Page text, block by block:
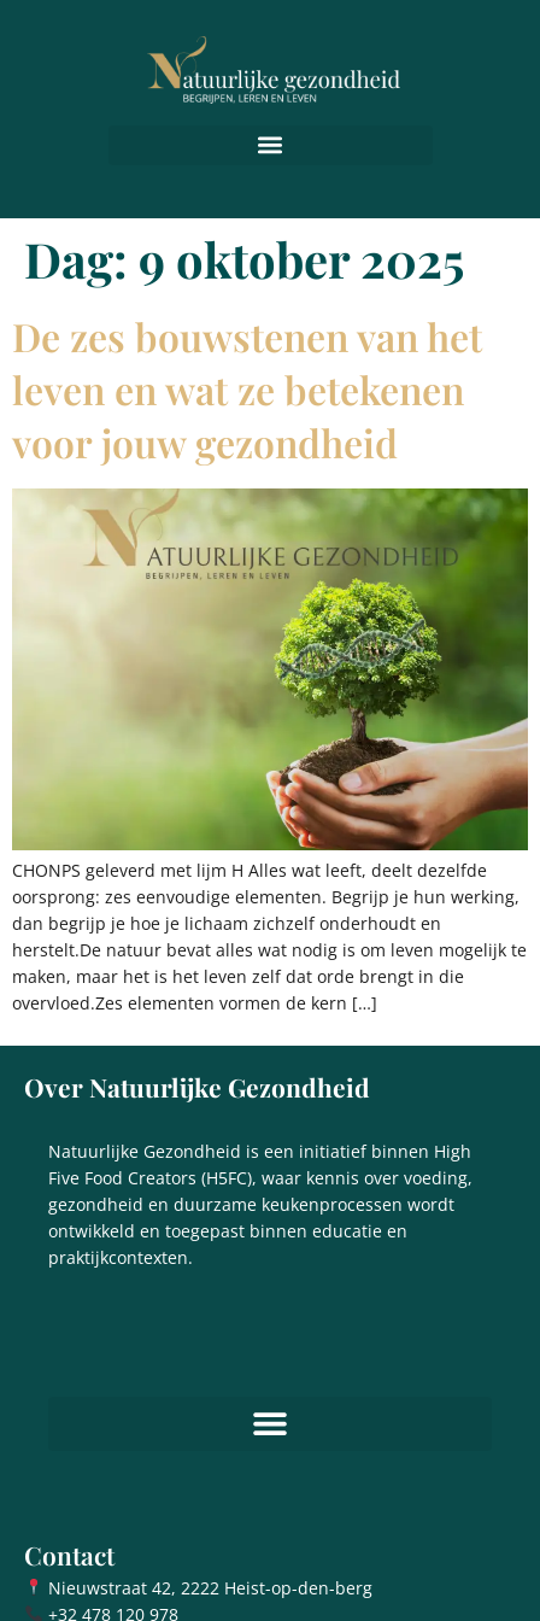
Dag: 9 oktober 2025
De zes bouwstenen van het
leven en wat ze betekenen
voor jouw gezondheid
CHONPS geleverd met lijm H Alles wat leeft, deelt dezelfde
oorsprong: zes eenvoudige elementen. Begrijp je hun werking,
dan begrijp je hoe je lichaam zichzelf onderhoudt en
herstelt.De natuur bevat alles wat nodig is om leven mogelijk te
maken, maar het is het leven zelf dat orde brengt in die
overvloed.Zes elementen vormen de kern […]
Over Natuurlijke Gezondheid
Natuurlijke Gezondheid is een initiatief binnen High
Five Food Creators (H5FC), waar kennis over voeding,
gezondheid en duurzame keukenprocessen wordt
ontwikkeld en toegepast binnen educatie en
praktijkcontexten.
Contact
Nieuwstraat 42, 2222 Heist-op-den-berg
+32 478 120 978